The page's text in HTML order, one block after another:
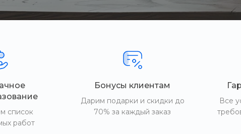
список
работ
Бонусы клиентам
Дарим подарки и скидки до
70% за каждый заказ
Все